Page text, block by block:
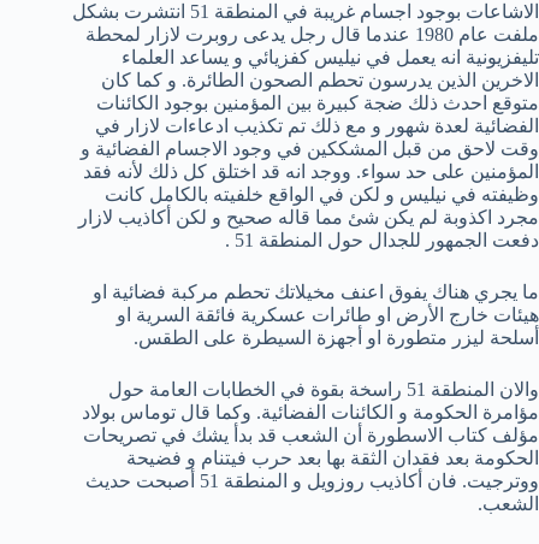
الاشاعات بوجود اجسام غريبة في المنطقة 51 انتشرت بشكل
ملفت عام 1980 عندما قال رجل يدعى روبرت لازار لمحطة
تليفزيونية انه يعمل في نيليس كفزيائي و يساعد العلماء
الاخرين الذين يدرسون تحطم الصحون الطائرة. و كما كان
متوقع احدث ذلك ضجة كبيرة بين المؤمنين بوجود الكائنات
الفضائية لعدة شهور و مع ذلك تم تكذيب ادعاءات لازار في
وقت لاحق من قبل المشككين في وجود الاجسام الفضائية و
المؤمنين على حد سواء. ووجد انه قد اختلق كل ذلك لأنه فقد
وظيفته في نيليس و لكن في الواقع خلفيته بالكامل كانت
مجرد اكذوبة لم يكن شئ مما قاله صحيح و لكن أكاذيب لازار
دفعت الجمهور للجدال حول المنطقة 51 .
ما يجري هناك يفوق اعنف مخيلاتك تحطم مركبة فضائية او
هيئات خارج الأرض او طائرات عسكرية فائقة السرية او
أسلحة ليزر متطورة او أجهزة السيطرة على الطقس.
والان المنطقة 51 راسخة بقوة في الخطابات العامة حول
مؤامرة الحكومة و الكائنات الفضائية. وكما قال توماس بولاد
مؤلف كتاب الاسطورة أن الشعب قد بدأ يشك في تصريحات
الحكومة بعد فقدان الثقة بها بعد حرب فيتنام و فضيحة
ووترجيت. فان أكاذيب روزويل و المنطقة 51 أصبحت حديث
الشعب.